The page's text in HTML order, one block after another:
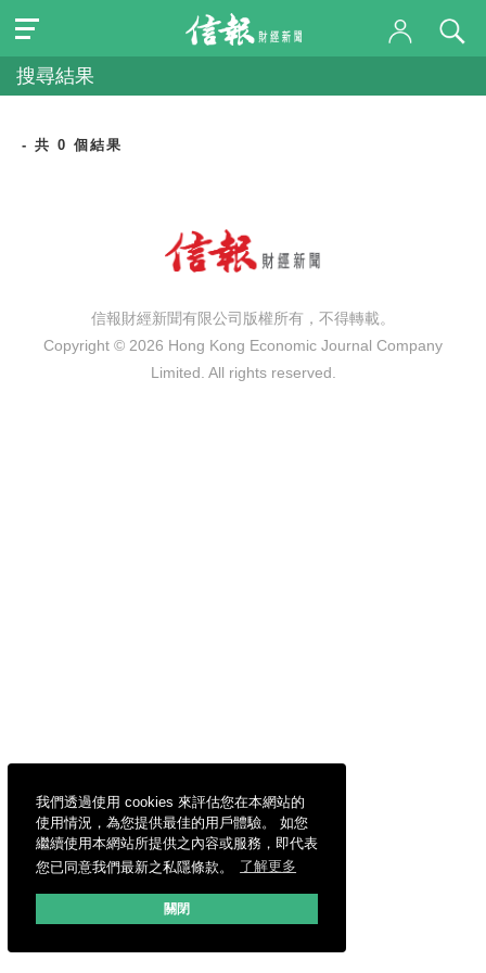
我們透過使用 cookies 來評估您在本網站的
使用情況，為您提供最佳的用戶體驗。 如您
繼續使用本網站所提供之內容或服務，即代表
您已同意我們最新之私隱條款。
了解更多
關閉
搜尋結果
- 共 0 個結果
信報財經新聞有限公司版權所有，不得轉載。
Copyright © 2026 Hong Kong Economic Journal Company
Limited. All rights reserved.